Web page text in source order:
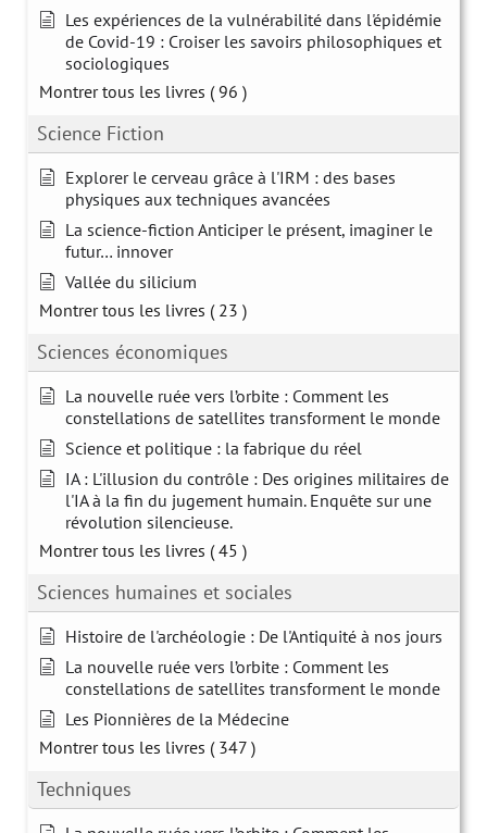
Les expériences de la vulnérabilité dans l'épidémie
de Covid-19 : Croiser les savoirs philosophiques et
sociologiques
Montrer tous les livres ( 96 )
Science Fiction
Explorer le cerveau grâce à l'IRM : des bases
physiques aux techniques avancées
La science-fiction Anticiper le présent, imaginer le
futur… innover
Vallée du silicium
Montrer tous les livres ( 23 )
Sciences économiques
La nouvelle ruée vers l’orbite : Comment les
constellations de satellites transforment le monde
Science et politique : la fabrique du réel
IA : L'illusion du contrôle : Des origines militaires de
l'IA à la fin du jugement humain. Enquête sur une
révolution silencieuse.
Montrer tous les livres ( 45 )
Sciences humaines et sociales
Histoire de l'archéologie : De l'Antiquité à nos jours
La nouvelle ruée vers l’orbite : Comment les
constellations de satellites transforment le monde
Les Pionnières de la Médecine
Montrer tous les livres ( 347 )
Techniques